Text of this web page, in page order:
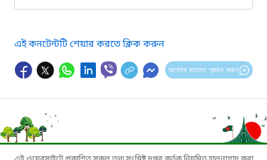
এই কনটেন্টটি শেয়ার করতে ক্লিক করুন
আপনার মতামত প্রদান করুন